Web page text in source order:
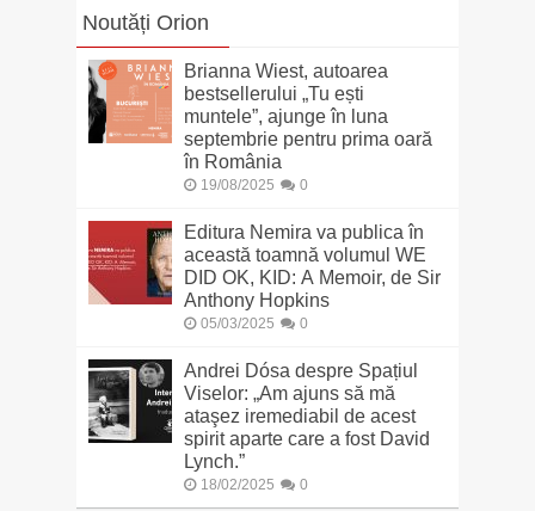
Noutăți Orion
Brianna Wiest, autoarea
bestsellerului „Tu ești
muntele”, ajunge în luna
septembrie pentru prima oară
în România
19/08/2025 0
Editura Nemira va publica în
această toamnă volumul WE
DID OK, KID: A Memoir, de Sir
Anthony Hopkins
05/03/2025 0
Andrei Dósa despre Spațiul
Viselor: „Am ajuns să mă
ataşez iremediabil de acest
spirit aparte care a fost David
Lynch.”
18/02/2025 0